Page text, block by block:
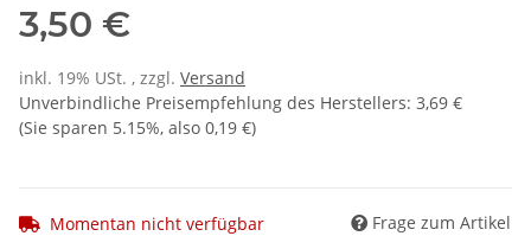
3,50 €
inkl. 19% USt. , zzgl. Versand
Unverbindliche Preisempfehlung des Herstellers: 3,69 €
(Sie sparen 5.15%, also 0,19 €)
Momentan nicht verfügbar Frage zum Artikel